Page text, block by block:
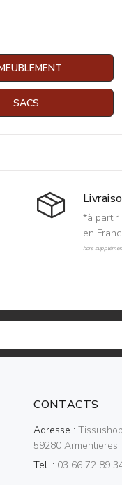
SACS
*à partir
en
hors
CONTACTS
Adresse :
59280 Armentieres,
Tel. : 03 66 72 89